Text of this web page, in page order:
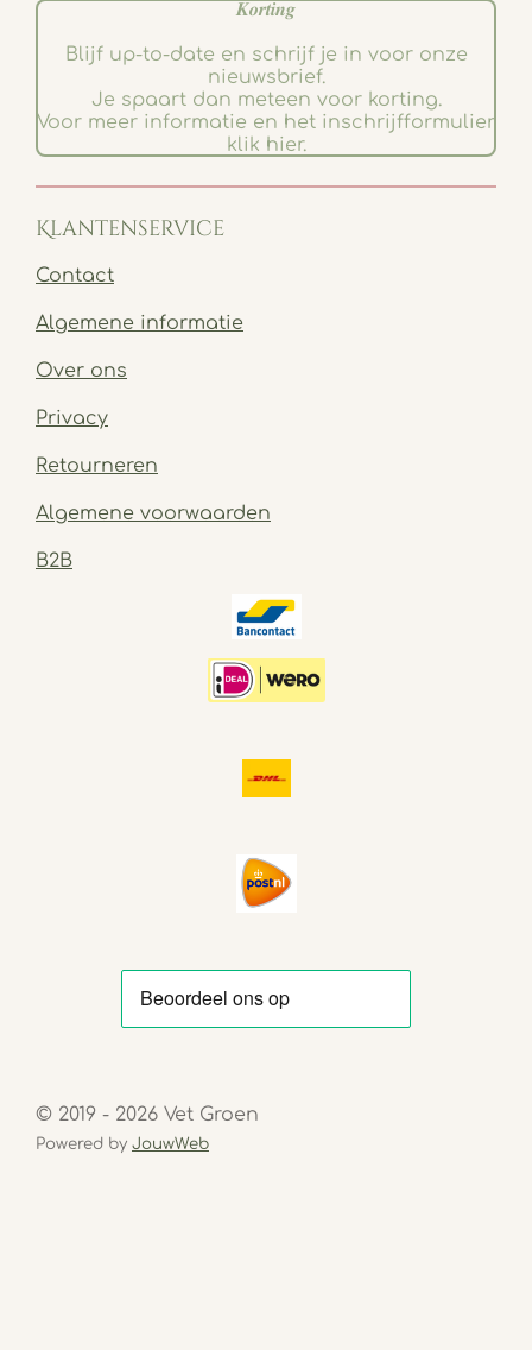
𝑲𝒐𝒓𝒕𝒊𝒏𝒈
Blijf up-to-date en schrijf je in voor onze
nieuwsbrief.
Je spaart dan meteen voor korting.
Voor meer informatie en het inschrijfformulier
klik hier.
Klantenservice
Contact
Algemene informatie
Over ons
Privacy
Retourneren
Algemene voorwaarden
B2B
© 2019 - 2026 Vet Groen
Powered by JouwWeb